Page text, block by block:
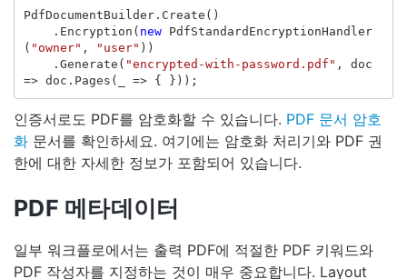
PdfDocumentBuilder. Create ()
. Encryption ( new
PdfStandardEncryptionHandler
( "owner" , "user" ))
. Generate ( "encrypted-with-password.pdf" ,
doc
=> doc . Pages ( => { }));
인증서로도 PDF를 암호화할 수 있습니다. PDF 문서 암호
화 문서를 확인하세요. 여기에는 암호화 처리기와 PDF 권
한에 대한 자세한 정보가 포함되어 있습니다.
PDF 메타데이터
일부 워크플로에서는 출력 PDF에 적절한 PDF 키워드와
PDF 작성자를 지정하는 것이 매우 중요합니다. Layout